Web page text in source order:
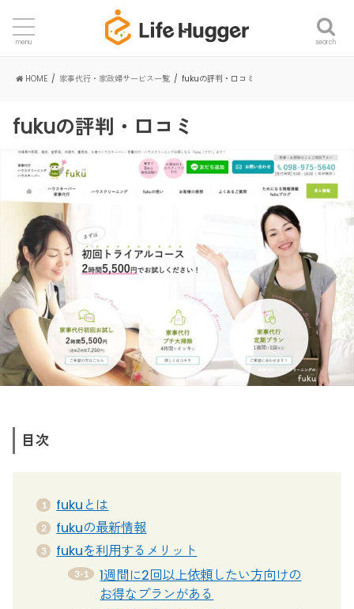
search
menu
HOME 家事代行・家政婦サービス一覧 fukuの評判・口コミ
fukuの評判・口コミ
目次
fukuとは
fukuの最新情報
fukuを利用するメリット
1週間に2回以上依頼したい方向けの
お得なプランがある